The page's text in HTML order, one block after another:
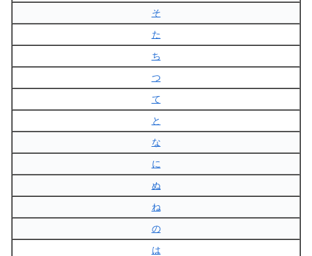
そ
た
ち
つ
て
と
な
に
ぬ
ね
の
は